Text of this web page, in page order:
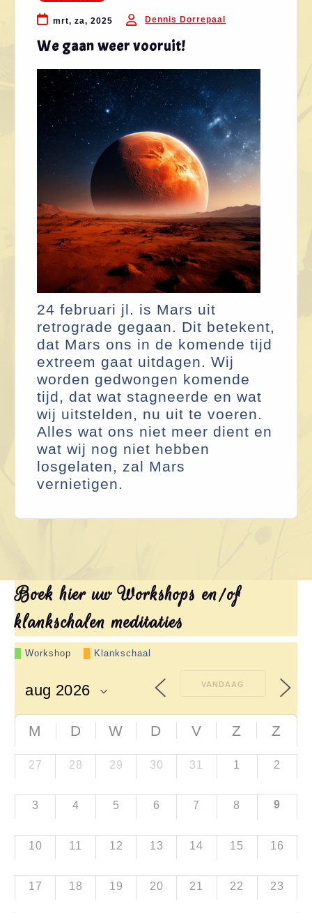
mrt, za, 2025 Dennis Dorrepaal
We gaan weer vooruit!
24 februari jl. is Mars uit
retrograde gegaan. Dit betekent,
dat Mars ons in de komende tijd
extreem gaat uitdagen. Wij
worden gedwongen komende
tijd, dat wat stagneerde en wat
wij uitstelden, nu uit te voeren.
Alles wat ons niet meer dient en
wat wij nog niet hebben
losgelaten, zal Mars
vernietigen.
Boek hier uw Workshops en/of
klankschalen meditaties
Workshop Klankschaal
VANDAAG
M D W D V Z Z
27 28 29 30 31 1 2
3 4 5 6 7 8 9
10 11 12 13 14 15 16
17 18 19 20 21 22 23